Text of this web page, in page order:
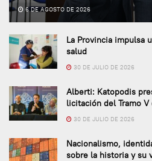
6 DE AGOSTO DE 2026
La Provincia impulsa
salud
30 DE JULIO DE 2026
Alberti: Katopodis
licitación del Tramo
30 DE JULIO DE 2026
Nacionalismo,
sobre la historia y su